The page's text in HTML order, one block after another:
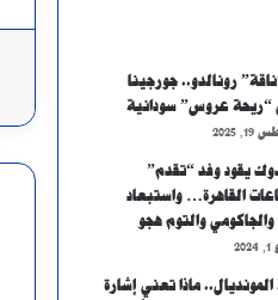
رونالدو.. جورجينا
“ريحة عروس” سودانية
2025
يقود وفد “تقدم”
القاهرة… واستبعاد
والجاكومي والتوم هجو
ماذا تعني إشارة